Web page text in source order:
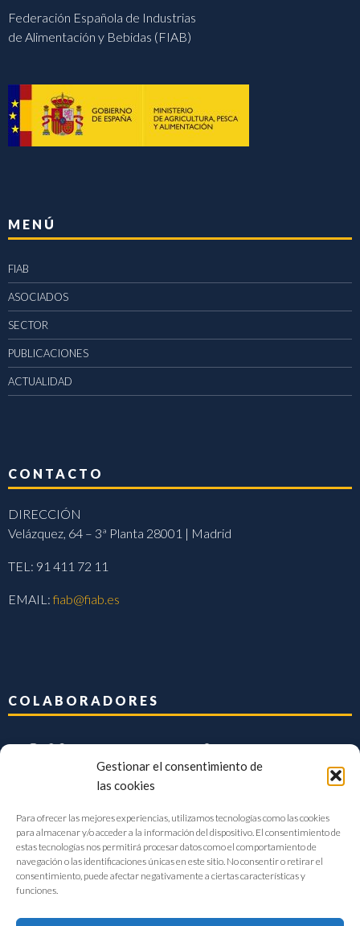
Gestionar el consentimiento de
las cookies
Para ofrecer las mejores experiencias, utilizamos tecnologías como las cookies
para almacenar y/o acceder a la información del dispositivo. El consentimiento de
estas tecnologías nos permitirá procesar datos como el comportamiento de
navegación o las identificaciones únicas en este sitio. No consentir o retirar el
consentimiento, puede afectar negativamente a ciertas características y
funciones.
Federación Española de Industrias
de Alimentación y Bebidas (FIAB)
MENÚ
FIAB
ASOCIADOS
SECTOR
PUBLICACIONES
ACTUALIDAD
CONTACTO
DIRECCIÓN
Velázquez, 64 – 3ª Planta 28001 | Madrid
TEL: 91 411 72 11
EMAIL:fiab@fiab.es
COLABORADORES